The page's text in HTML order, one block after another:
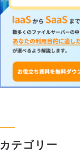
カテゴリー